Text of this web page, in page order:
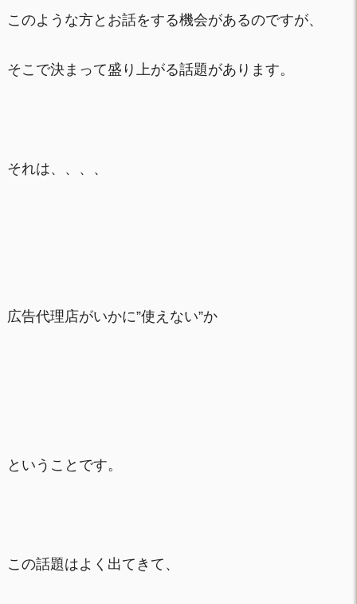
このような方とお話をする機会があるのですが、
そこで決まって盛り上がる話題があります。
それは、、、、
広告代理店がいかに”使えない”か
ということです。
この話題はよく出てきて、